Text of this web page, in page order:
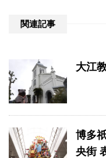
関連記事
大江
博多
央街